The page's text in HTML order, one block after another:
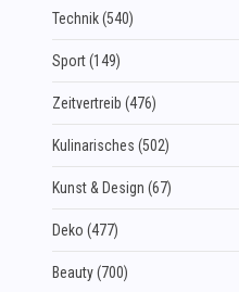
Technik (540)
Sport (149)
Zeitvertreib (476)
Kulinarisches (502)
Kunst & Design (67)
Deko (477)
Beauty (700)